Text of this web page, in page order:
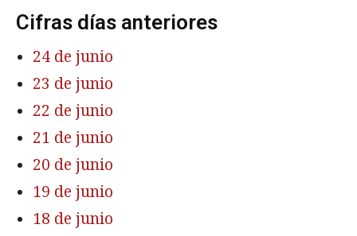
Cifras días anteriores
24 de junio
23 de junio
22 de junio
21 de junio
20 de junio
19 de junio
18 de junio